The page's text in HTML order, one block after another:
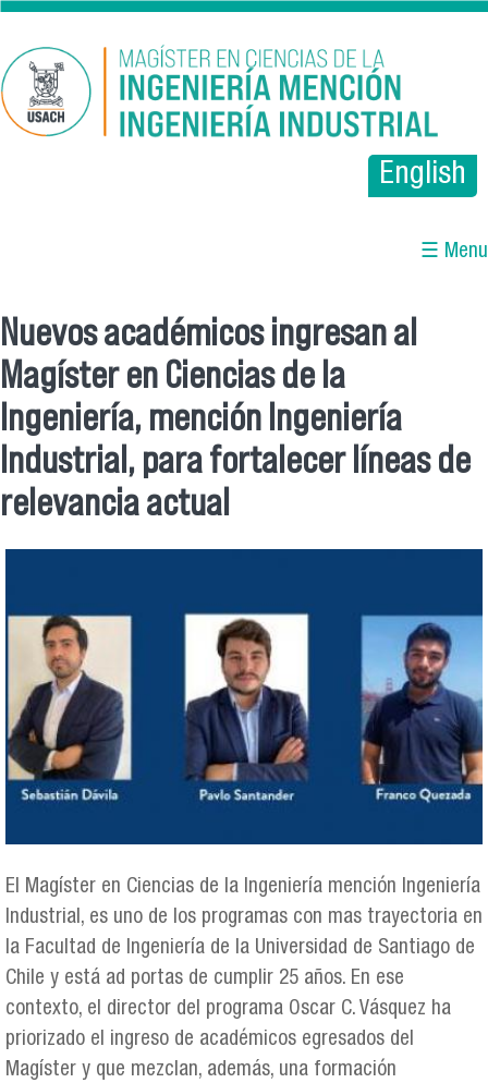
Pasar al contenido principal
English
☰ Menu
Se encuentra usted aquí
Nuevos académicos ingresan al
Magíster en Ciencias de la
Ingeniería, mención Ingeniería
Industrial, para fortalecer líneas de
relevancia actual
El Magíster en Ciencias de la Ingeniería mención Ingeniería
Industrial, es uno de los programas con mas trayectoria en
la Facultad de Ingeniería de la Universidad de Santiago de
Chile y está ad portas de cumplir 25 años. En ese
contexto, el director del programa Oscar C. Vásquez ha
priorizado el ingreso de académicos egresados del
Magíster y que mezclan, además, una formación